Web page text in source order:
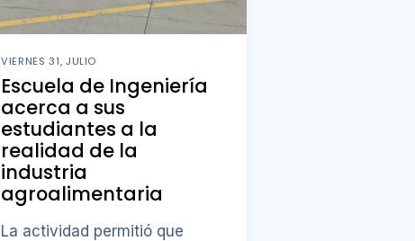
VIERNES 31, JULIO
Escuela de Ingeniería
acerca a sus
estudiantes a la
realidad de la
industria
agroalimentaria
La actividad permitió que